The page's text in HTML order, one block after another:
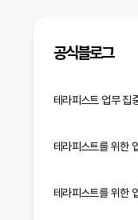
공식블로그